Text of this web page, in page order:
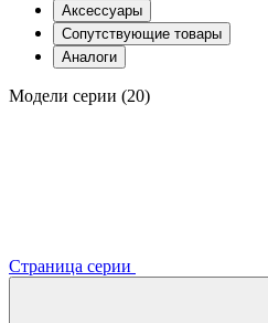
Аксессуары
Сопутствующие товары
Аналоги
Модели серии (20)
Страница серии